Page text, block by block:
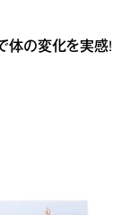
体の変化を実感!